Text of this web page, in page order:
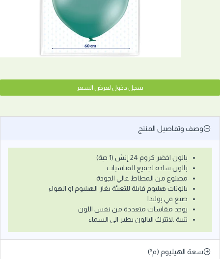
سجل دخول لعرض السعر
وصف وتفاصيل المنتج
بالون اخضر كروم 24 إنش (1 حبة)
بالون سادة لجميع المناسبات
مصنوع من المطاط عالي الجودة
بالونات هيليوم قابلة للتعبئة بغاز الهيليوم او الهواء
صنع في بولندا
يوجد مقاسات متعددة من نفس اللون
تنبية :لاتترك البالون يطير الى السماء
سعة الهيليوم (م³)